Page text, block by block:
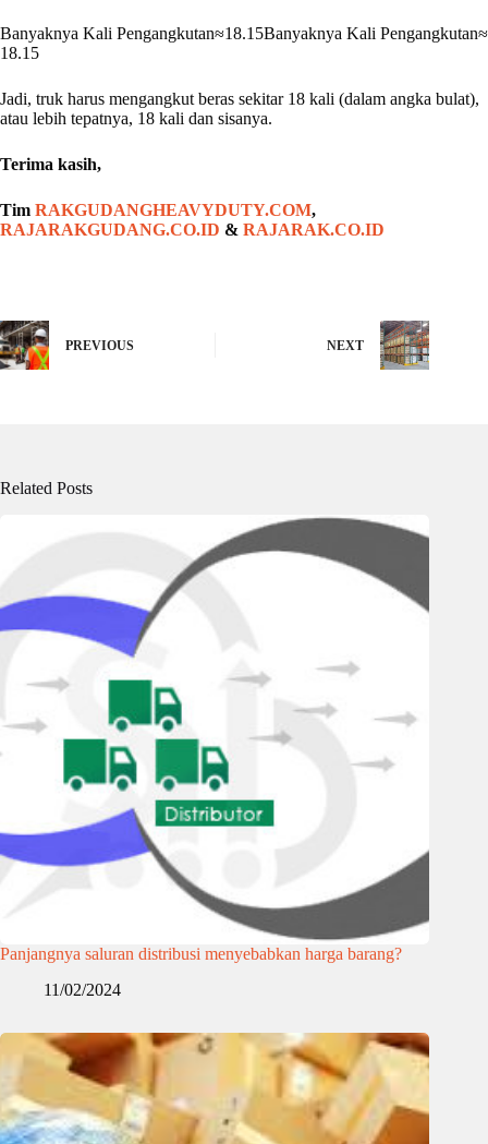
Banyaknya Kali Pengangkutan≈18.15Banyaknya Kali Pengangkutan≈
18.15
Jadi, truk harus mengangkut beras sekitar 18 kali (dalam angka bulat),
atau lebih tepatnya, 18 kali dan sisanya.
Terima kasih,
Tim RAKGUDANGHEAVYDUTY.COM,
RAJARAKGUDANG.CO.ID & RAJARAK.CO.ID
PREVIOUS NEXT
Related Posts
Panjangnya saluran distribusi menyebabkan harga barang?
11/02/2024